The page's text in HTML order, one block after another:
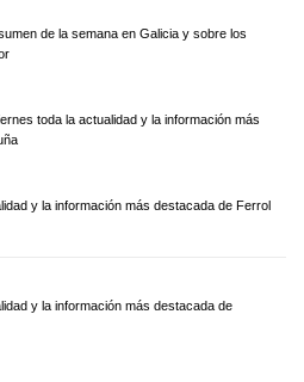
de la semana en Galicia y sobre los
toda la actualidad y la información más
y la información más destacada de Ferrol
y la información más destacada de